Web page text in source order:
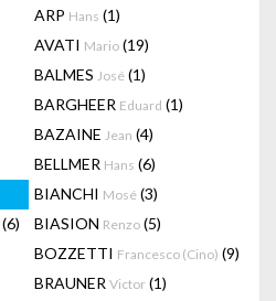
ARP Hans (1)
AVATI Mario (19)
BALMES José (1)
BARGHEER Eduard (1)
BAZAINE Jean (4)
BELLMER Hans (6)
BIANCHI Mosé (3)
(6) BIASION Renzo (5)
BOZZETTI Francesco (Cino) (9)
BRAUNER Victor (1)